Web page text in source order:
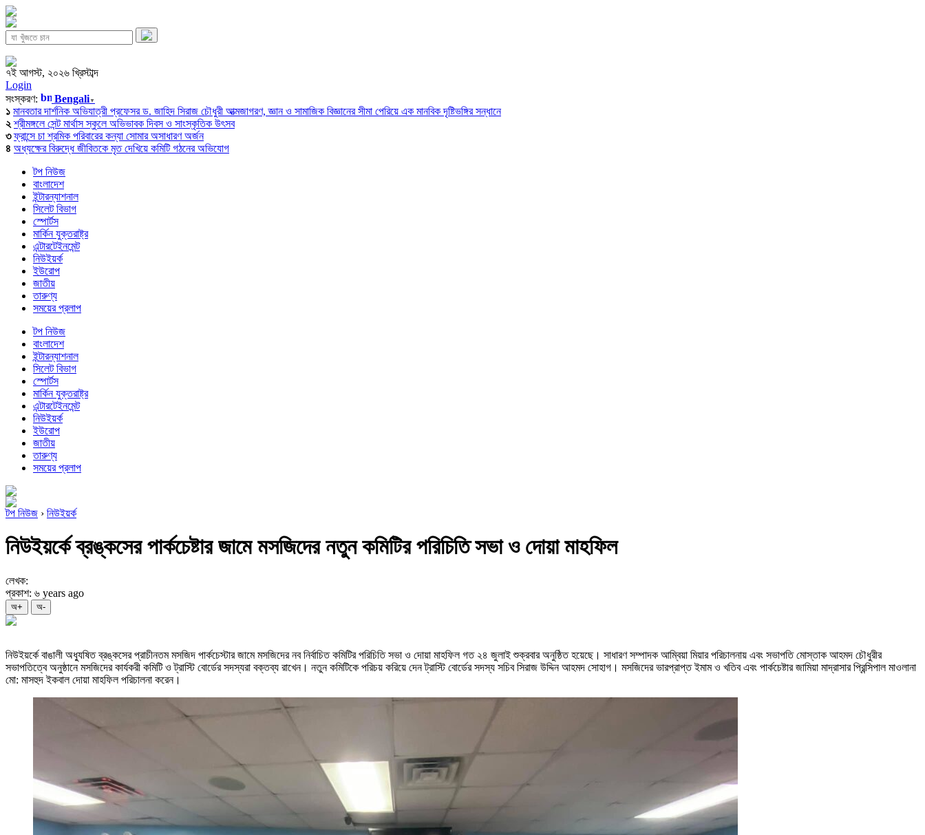
৭ই আগস্ট, ২০২৬ খ্রিস্টাব্দ
Login
সংস্করণ:
Bengali▼
১ মানবতার দার্শনিক অভিযাত্রী প্রফেসর ড. জাহিদ সিরাজ চৌধুরী আত্মজাগরণ, জ্ঞান ও সামাজিক বিজ্ঞানের সীমা পেরিয়ে এক মানবিক দৃষ্টিভঙ্গির সন্ধানে
২ শ্রীমঙ্গলে সেন্ট মার্থাস স্কুলে অভিভাবক দিবস ও সাংস্কৃতিক উৎসব
৩ ফ্রান্সে চা শ্রমিক পরিবারের কন্যা সোমার অসাধারণ অর্জন
৪ অধ্যক্ষের বিরুদ্ধে জীবিতকে মৃত দেখিয়ে কমিটি গঠনের অভিযোগ
টপ নিউজ
বাংলাদেশ
ইন্টারন্যাশনাল
সিলেট বিভাগ
স্পোর্টস
মার্কিন যুক্তরাষ্ট্র
এন্টারটেইনমেন্ট
নিউইয়র্ক
ইউরোপ
জাতীয়
তারুণ্য
সময়ের প্রলাপ
টপ নিউজ
বাংলাদেশ
ইন্টারন্যাশনাল
সিলেট বিভাগ
স্পোর্টস
মার্কিন যুক্তরাষ্ট্র
এন্টারটেইনমেন্ট
নিউইয়র্ক
ইউরোপ
জাতীয়
তারুণ্য
সময়ের প্রলাপ
টপ নিউজ › নিউইয়র্ক
নিউইয়র্কে ব্রঙ্কসের পার্কচেষ্টার জামে মসজিদের নতুন কমিটির পরিচিতি সভা ও দোয়া মাহফিল
লেখক:
প্রকাশ: ৬ years ago
অ+ অ-
নিউইয়র্কে বাঙালী অধ্যুষিত ব্রঙ্কসের প্রাচীনতম মসজিদ পার্কচেস্টার জামে মসজিদের নব নির্বাচিত কমিটির পরিচিতি সভা ও দোয়া মাহফিল গত ২৪ জুলাই শুক্রবার অনুষ্ঠিত হয়েছে। সাধারণ সম্পাদক আম্বিয়া মিয়ার পরিচালনায় এবং সভাপতি মোস্তাক আহমদ চৌধুরীর
সভাপতিত্বে অনুষ্ঠানে মসজিদের কার্যকরী কমিটি ও ট্রাস্টি বোর্ডের সদস্যরা বক্তব্য রাখেন। নতুন কমিটিকে পরিচয় করিয়ে দেন ট্রাস্টি বোর্ডের সদস্য সচিব সিরাজ উদ্দিন আহমদ সোহাগ। মসজিদের ভারপ্রাপ্ত ইমাম ও খতিব এবং পার্কচেষ্টার জামিয়া মাদ্রাসার প্রিন্সিপাল মাওলানা
মো: মাসহুদ ইকবাল দোয়া মাহফিল পরিচালনা করেন।